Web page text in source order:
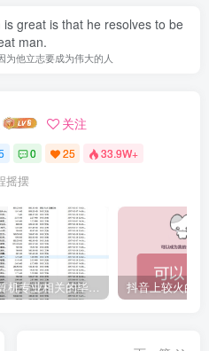
great is that he resolves to be
man.
为他立志要成为伟大的人
关注
0 25 33.9W+
摇摆
计算机专业相关的毕业设计论文合集免费下载